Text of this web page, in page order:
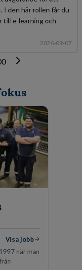
I den här rollen får du
till e-learning och
2026-09-07
Visa jobb
när man